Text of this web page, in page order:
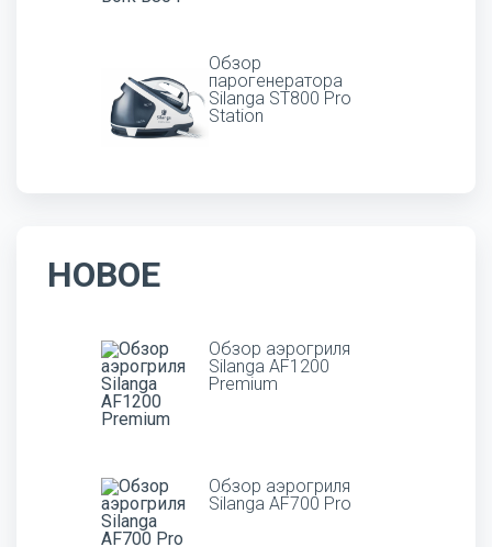
Обзор
парогенератора
Silanga ST800 Pro
Station
НОВОЕ
Обзор аэрогриля
Silanga AF1200
Premium
Обзор аэрогриля
Silanga AF700 Pro